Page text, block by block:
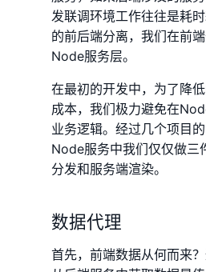
发联调环境工作往往是耗
的前后端分离，我们在前
Node服务层。
在最初的开发中，为了降
成本，我们极力避免在
业务逻辑。经过几个项目
Node服务中我们仅仅做三
分发和服务端渲染。
数据代理
首先，前端数据从何而来